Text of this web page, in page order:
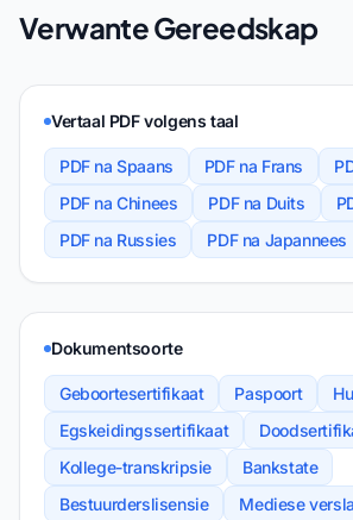
Verwante Gereedskap
Vertaal PDF volgens taal
PDF na Spaans PDF na Frans
PDF na Chinees
PDF na Duits
PDF na Russies
PDF na Japannees
Dokumentsoorte
Geboortesertifikaat Paspoort
Egskeidingssertifikaat
Kollege-transkripsie
Bankstate
Bestuurderslisensie
Mediese